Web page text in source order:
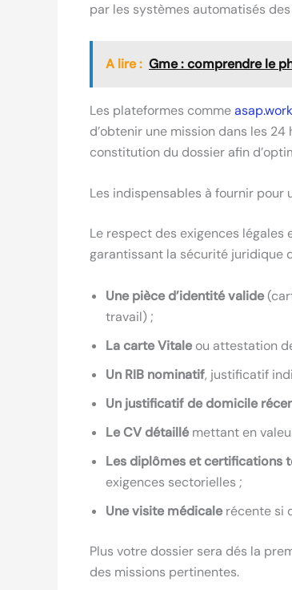
par les systèmes automatisés
A lire : Gme : comprendre le
Les plateformes commeasap.work
d’obtenir une mission dans les
constitution du dossier afin
Les indispensables à fournir
Le respect des exigences
garantissant la sécurité juridique
Une pièce d’identité valide
travail) ;
La carte Vitaleou attestation
Un RIB nominatif, justificatif
Un justificatif de domicile
Le CV détaillémettant en
Les diplômes et certifications
exigences sectorielles ;
Une visite médicalerécente si
Plus votre dossier sera dés la
des missions pertinentes.